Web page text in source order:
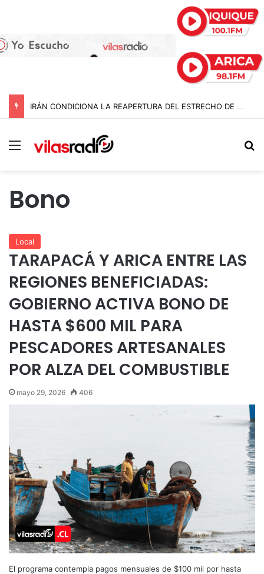
IRÁN CONDICIONA LA REAPERTURA DEL ESTRECHO DE ORMUZ Y EXIGE A ESTADOS UNIDOS EL FIN DEL BLOQUEO Y REPARACIONES DE GUERRA
Menú
Bono
Local
TARAPACÁ Y ARICA ENTRE LAS
REGIONES BENEFICIADAS:
GOBIERNO ACTIVA BONO DE
HASTA $600 MIL PARA
PESCADORES ARTESANALES
POR ALZA DEL COMBUSTIBLE
mayo 29, 2026 406
El programa contempla pagos mensuales de $100 mil por hasta